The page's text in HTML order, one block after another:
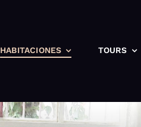
HABITACIONES TOURS